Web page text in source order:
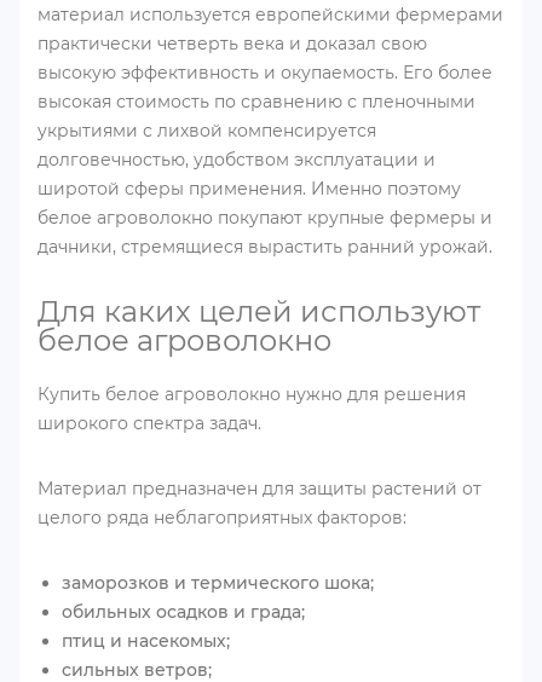
материал используется европейскими фермерами
практически четверть века и доказал свою
высокую эффективность и окупаемость. Его более
высокая стоимость по сравнению с пленочными
укрытиями с лихвой компенсируется
долговечностью, удобством эксплуатации и
широтой сферы применения. Именно поэтому
белое агроволокно покупают крупные фермеры и
дачники, стремящиеся вырастить ранний урожай.
Для каких целей используют
белое агроволокно
Купить белое агроволокно нужно для решения
широкого спектра задач.
Материал предназначен для защиты растений от
целого ряда неблагоприятных факторов:
заморозков и термического шока;
обильных осадков и града;
птиц и насекомых;
сильных ветров;